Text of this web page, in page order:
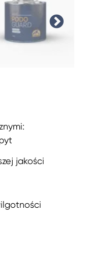
jakości